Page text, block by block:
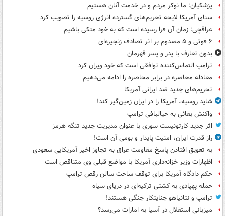
پزشکیان: ما نوکر مردم و در خدمت آنان هستیم
سنای آمریکا لایحه تحریم‌های گسترده انرژی روسیه را تصویب کرد
عراقچی: زمان آن فرا رسیده است که به خود متکی باشیم
۶ فوتی و ۵ مصدوم بر اثر تصادف زنجیره‌ای
بدون تعارف با پدر و پسر قهرمان
ترامپ التماس‌کننده توافقی است که خود ویران کرد
معادله محاصره در برابر محاصره را ادامه می‌دهیم
تحریم‌های جدید ضد ایرانی آمریکا
شاید روسیه، آمریکا را در ایران زمین‌گیر کند!
واکنش بقائی به خیالبافی ترامپ
اثر جدید کارتونیست سوری با عنوان مدیریت جدید تنگه هرمز
راز قدرت ایران، امنیت پایدار و بومی آن است!
به تعویق افتادن پاسخ مقاومت عراق به تجاوز اخیر آمریکایی سعودی
اظهارات وزیر خزانه‌داری آمریکا با مواضع قبلی وی متناقض است
حکم دادگاه آمریکا برای توقف ساخت سالن رقص ترامپ
حمله پهپادی به کشتی ترکیه‌ای در دریای سیاه
ترامپ و نتانیاهو جنایتکار جنگی هستند!
میزبانی استقلال در آسیا به امارات می‌رسد؟